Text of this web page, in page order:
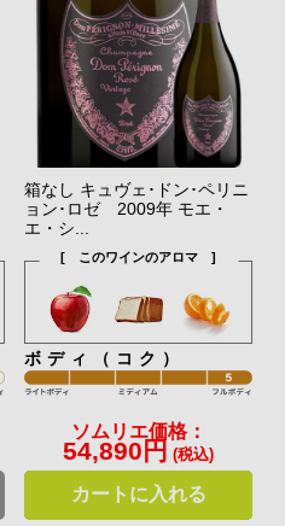
箱なし キュヴェ･ドン･ペリニ
ョン･ロゼ 2009年 モエ・
エ・シ...
[ このワインのアロマ ]
ボディ（コク）
ソムリエ価格：
54,890円 (税込)
カートに入れる